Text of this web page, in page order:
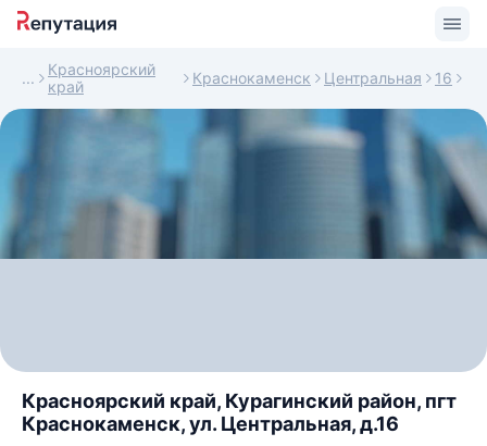
Красноярский
край
Краснокаменск Центральная 16
Красноярский край, Курагинский район, пгт
Краснокаменск, ул. Центральная, д.16